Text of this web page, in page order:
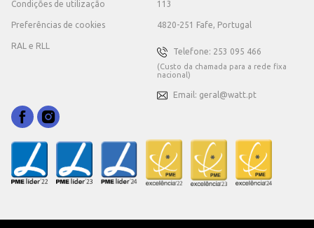
Condições de utilização
Preferências de cookies
RAL e RLL
113
4820-251 Fafe, Portugal
Telefone: 253 095 466
(Custo da chamada para a rede fixa
nacional)
Email: geral@watt.pt